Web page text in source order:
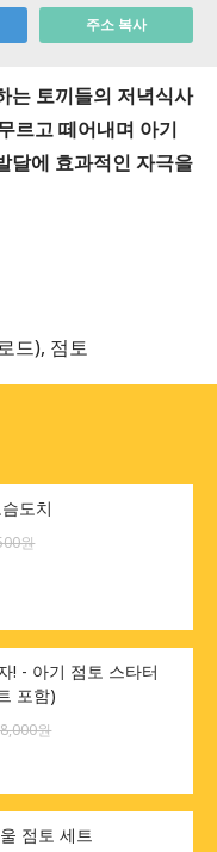
주소 복사
는 토끼들의 저녁식사
르고 떼어내며 아기
달에 효과적인 자극을
드), 점토
도치
원
! - 아기 점토 스타터
포함)
원
점토 세트